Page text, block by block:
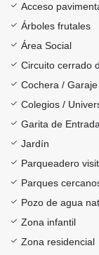
Acceso
Árboles frutales
Área Social
Circuito cerrado
Cochera / Garaje
Colegios /
Garita de Entrada
Jardín
Parqueadero
Parques
Pozo de agua
Zona infantil
Zona residencial